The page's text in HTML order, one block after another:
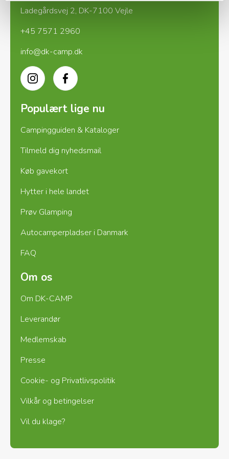
Ladegårdsvej 2, DK-7100 Vejle
+45 7571 2960
info@dk-camp.dk
InstagramFacebook
Populært lige nu
Campingguiden & Kataloger
Tilmeld dig nyhedsmail
Køb gavekort
Hytter i hele landet
Prøv Glamping
Autocamperpladser i Danmark
FAQ
Om os
Om DK-CAMP
Leverandør
Medlemskab
Presse
Cookie- og Privatlivspolitik
Vilkår og betingelser
Vil du klage?